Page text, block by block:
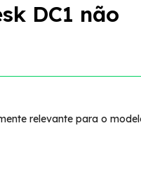
névoa
não liga
DC1 não
relevante para o